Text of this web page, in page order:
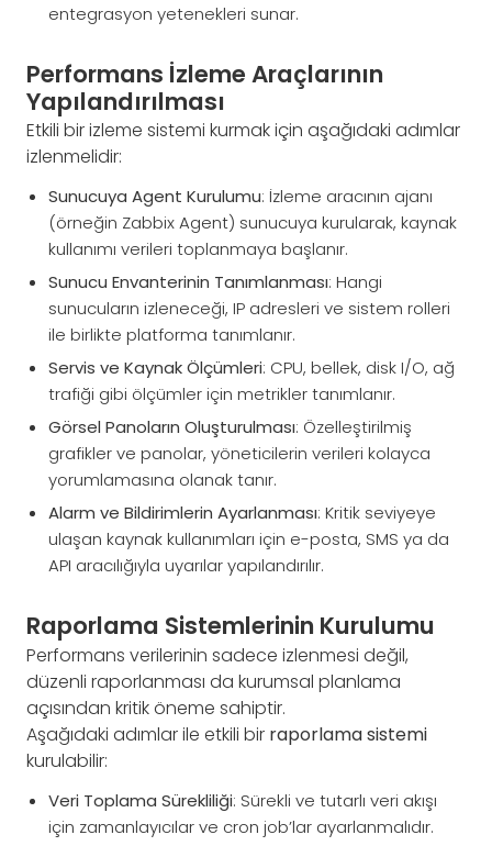
entegrasyon yetenekleri sunar.
Performans İzleme Araçlarının
Yapılandırılması
Etkili bir izleme sistemi kurmak için aşağıdaki adımlar
izlenmelidir:
Sunucuya Agent Kurulumu: İzleme aracının ajanı
(örneğin Zabbix Agent) sunucuya kurularak, kaynak
kullanımı verileri toplanmaya başlanır.
Sunucu Envanterinin Tanımlanması: Hangi
sunucuların izleneceği, IP adresleri ve sistem rolleri
ile birlikte platforma tanımlanır.
Servis ve Kaynak Ölçümleri: CPU, bellek, disk I/O, ağ
trafiği gibi ölçümler için metrikler tanımlanır.
Görsel Panoların Oluşturulması: Özelleştirilmiş
grafikler ve panolar, yöneticilerin verileri kolayca
yorumlamasına olanak tanır.
Alarm ve Bildirimlerin Ayarlanması: Kritik seviyeye
ulaşan kaynak kullanımları için e-posta, SMS ya da
API aracılığıyla uyarılar yapılandırılır.
Raporlama Sistemlerinin Kurulumu
Performans verilerinin sadece izlenmesi değil,
düzenli raporlanması da kurumsal planlama
açısından kritik öneme sahiptir.
Aşağıdaki adımlar ile etkili bir raporlama sistemi
kurulabilir:
Veri Toplama Sürekliliği: Sürekli ve tutarlı veri akışı
için zamanlayıcılar ve cron job’lar ayarlanmalıdır.